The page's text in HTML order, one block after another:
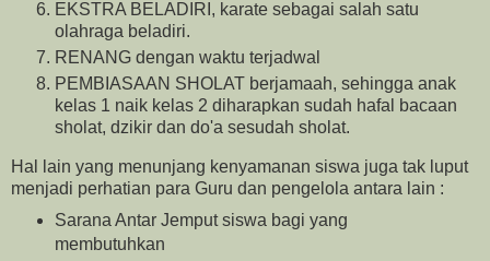
EKSTRA BELADIRI, karate sebagai salah satu
olahraga beladiri.
RENANG dengan waktu terjadwal
PEMBIASAAN SHOLAT berjamaah, sehingga anak
kelas 1 naik kelas 2 diharapkan sudah hafal bacaan
sholat, dzikir dan do'a sesudah sholat.
Hal lain yang menunjang kenyamanan siswa juga tak luput
menjadi perhatian para Guru dan pengelola antara lain :
Sarana Antar Jemput siswa bagi yang
membutuhkan